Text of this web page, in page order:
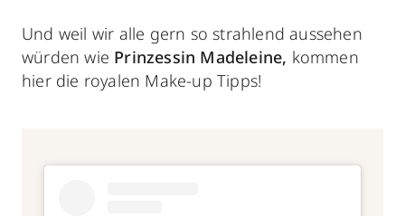
Und weil wir alle gern so strahlend aussehen
würden wie Prinzessin Madeleine, kommen
hier die royalen Make-up Tipps!